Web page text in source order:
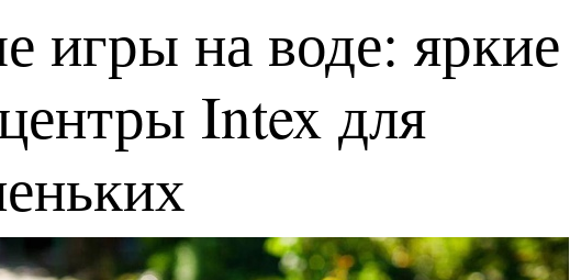
игры на воде: яркие
Intex для